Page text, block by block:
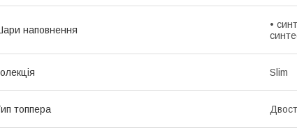
наповнення
•
Slim
топпера